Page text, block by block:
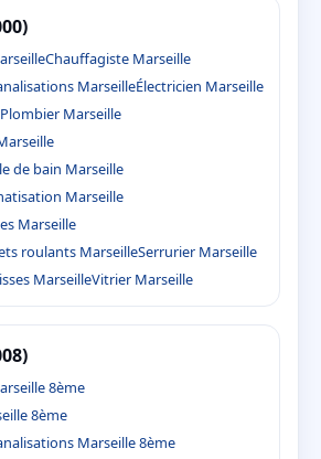
Chauffagiste Marseille
MarseilleÉlectricien Marseille
Plombier Marseille
de bain Marseille
Marseille
Marseille
roulants MarseilleSerrurier Marseille
MarseilleVitrier Marseille
8ème
8ème
Marseille 8ème